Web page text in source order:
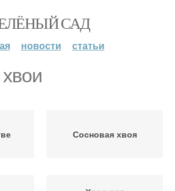
САД
новости статьи
Сосновая хвоя